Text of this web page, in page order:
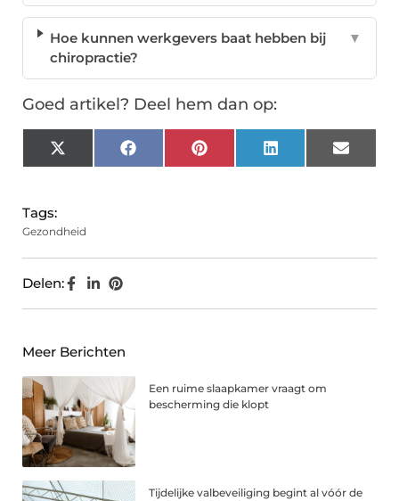
Hoe kunnen werkgevers baat hebben bij
chiropractie?
▼
Goed artikel? Deel hem dan op:
X
(Twitter)
FacebookPinterest LinkedIn Email
Tags:
Gezondheid
Delen:
Meer Berichten
Een ruime slaapkamer vraagt om
bescherming die klopt
Tijdelijke valbeveiliging begint al vóór de